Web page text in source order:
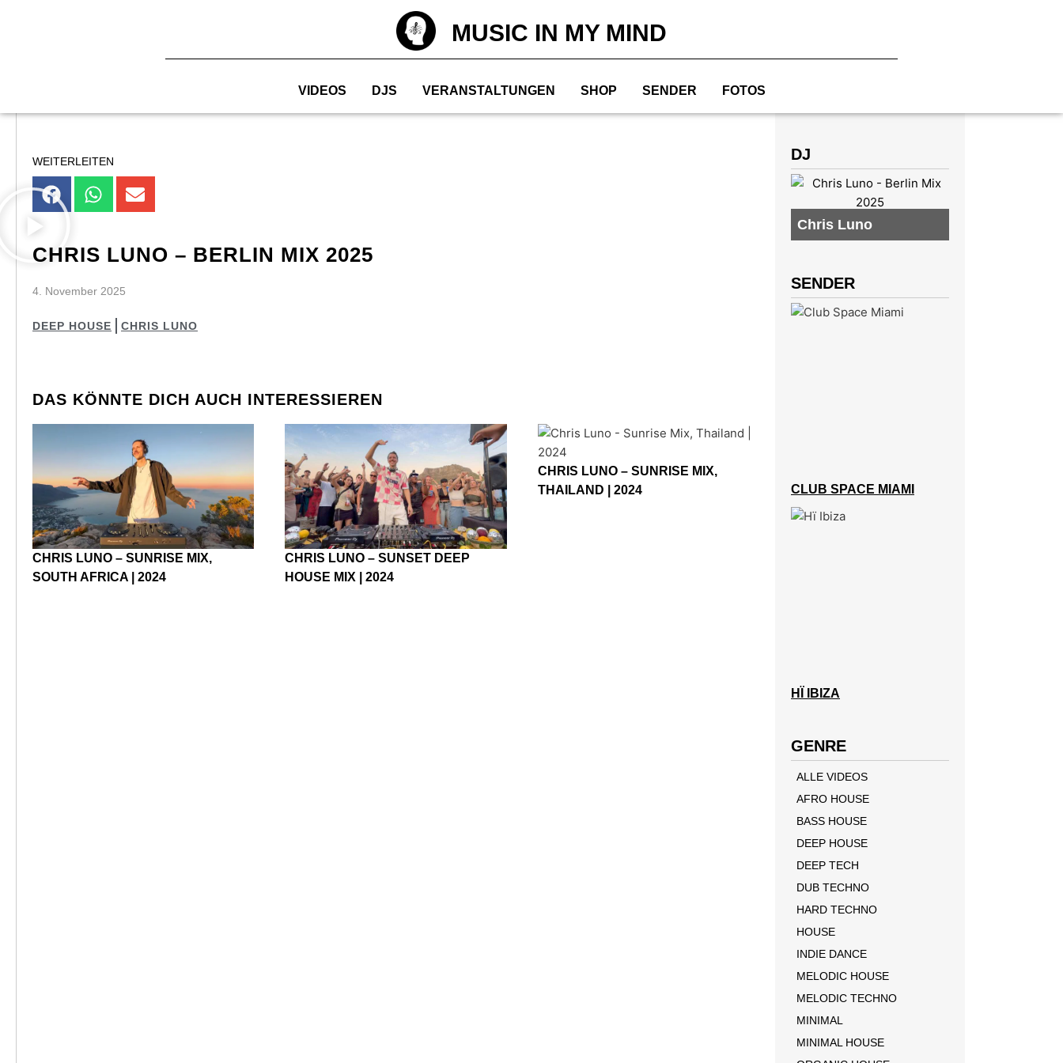
MUSIC IN MY MIND
VIDEOS DJS VERANSTALTUNGEN SHOP SENDER FOTOS
WEITERLEITEN
CHRIS LUNO – BERLIN MIX 2025
4. November 2025
DEEP HOUSE CHRIS LUNO
DAS KÖNNTE DICH AUCH INTERESSIEREN
CHRIS LUNO – SUNRISE MIX,
SOUTH AFRICA | 2024
CHRIS LUNO – SUNSET DEEP
HOUSE MIX | 2024
CHRIS LUNO – SUNRISE MIX,
THAILAND | 2024
DJ
Chris Luno
SENDER
CLUB SPACE MIAMI
HÏ IBIZA
GENRE
ALLE VIDEOS
AFRO HOUSE
BASS HOUSE
DEEP HOUSE
DEEP TECH
DUB TECHNO
HARD TECHNO
HOUSE
INDIE DANCE
MELODIC HOUSE
MELODIC TECHNO
MINIMAL
MINIMAL HOUSE